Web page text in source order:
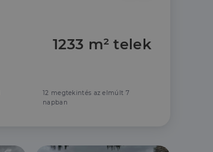
1233 m² telek
12 megtekintés az elmúlt 7
napban